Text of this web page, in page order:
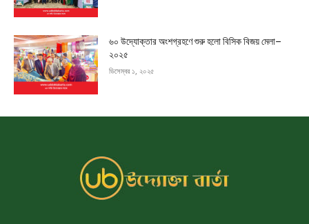
৬০ উদ্যোক্তার অংশগ্রহণে শুরু হলো বিসিক বিজয় মেলা–
২০২৫
ডিসেম্বর ১, ২০২৫